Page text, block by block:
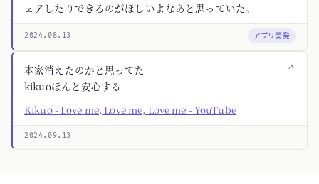
ェアしたりできるのがほしいよなあと思っていた。
2024.08.13 アプリ開発
↗
本家消えたのかと思ってた
kikuoほんと安心する
Kikuo - Love me, Love me, Love me - YouTube
2024.09.13